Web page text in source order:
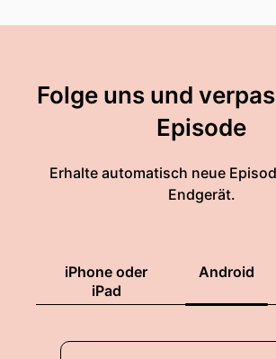
Folge uns und
Episode
Erhalte automatisch neue
Endgerät.
iPhone oder
iPad
Android